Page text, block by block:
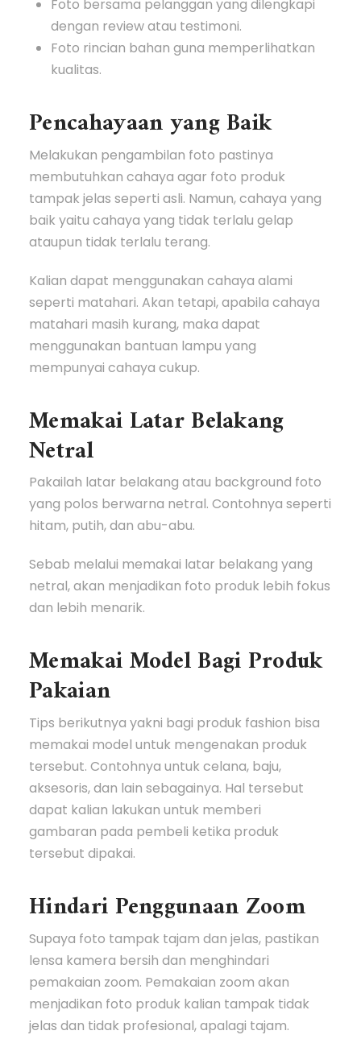
Foto bersama pelanggan yang dilengkapi
dengan review atau testimoni.
Foto rincian bahan guna memperlihatkan
kualitas.
Pencahayaan yang Baik
Melakukan pengambilan foto pastinya
membutuhkan cahaya agar foto produk
tampak jelas seperti asli. Namun, cahaya yang
baik yaitu cahaya yang tidak terlalu gelap
ataupun tidak terlalu terang.
Kalian dapat menggunakan cahaya alami
seperti matahari. Akan tetapi, apabila cahaya
matahari masih kurang, maka dapat
menggunakan bantuan lampu yang
mempunyai cahaya cukup.
Memakai Latar Belakang
Netral
Pakailah latar belakang atau background foto
yang polos berwarna netral. Contohnya seperti
hitam, putih, dan abu-abu.
Sebab melalui memakai latar belakang yang
netral, akan menjadikan foto produk lebih fokus
dan lebih menarik.
Memakai Model Bagi Produk
Pakaian
Tips berikutnya yakni bagi produk fashion bisa
memakai model untuk mengenakan produk
tersebut. Contohnya untuk celana, baju,
aksesoris, dan lain sebagainya. Hal tersebut
dapat kalian lakukan untuk memberi
gambaran pada pembeli ketika produk
tersebut dipakai.
Hindari Penggunaan Zoom
Supaya foto tampak tajam dan jelas, pastikan
lensa kamera bersih dan menghindari
pemakaian zoom. Pemakaian zoom akan
menjadikan foto produk kalian tampak tidak
jelas dan tidak profesional, apalagi tajam.